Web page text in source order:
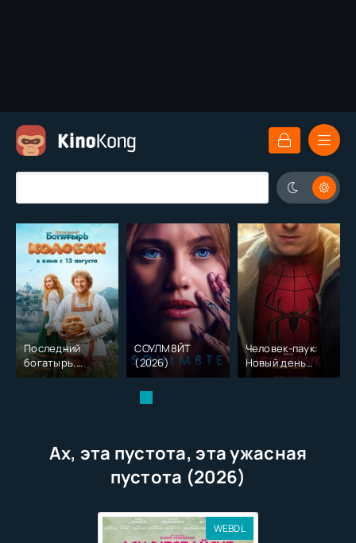
Последний
богатырь.
Колобок (2026)
СОУЛМ8ЙТ
(2026)
Человек-паук:
Новый день
(2026)
Ах, эта пустота, эта ужасная
пустота (2026)
WEBDL